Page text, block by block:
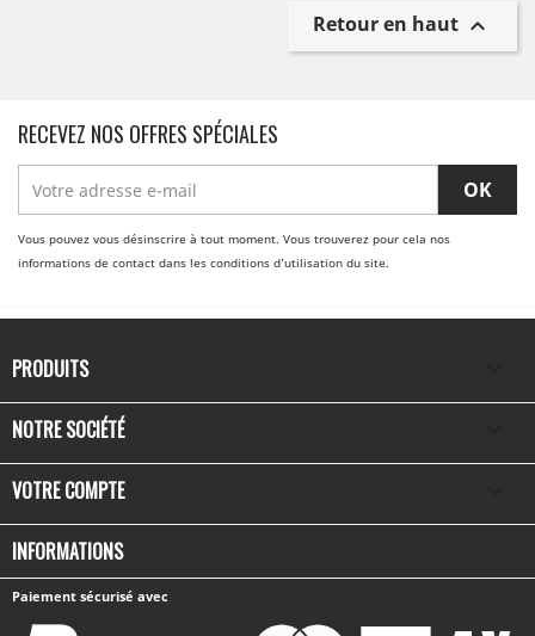
Retour en haut 
RECEVEZ NOS OFFRES SPÉCIALES
Vous pouvez vous désinscrire à tout moment. Vous trouverez pour cela nos
informations de contact dans les conditions d'utilisation du site.
PRODUITS
NOTRE SOCIÉTÉ
VOTRE COMPTE
INFORMATIONS
Paiement sécurisé avec